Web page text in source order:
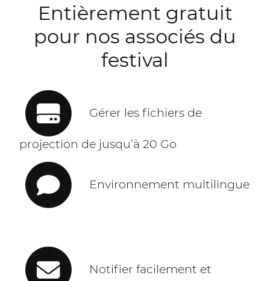
Entièrement gratuit
pour nos associés du
festival
Gérer les fichiers de
projection de jusqu’à 20 Go
Environnement multilingue
Notifier facilement et